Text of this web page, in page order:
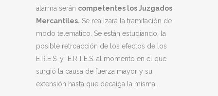
alarma serán competentes los Juzgados
Mercantiles. Se realizará la tramitación de
modo telemático. Se están estudiando, la
posible retroacción de los efectos de los
E.R.E.S. y E.R.T.E.S. al momento en el que
surgió la causa de fuerza mayor y su
extensión hasta que decaiga la misma.